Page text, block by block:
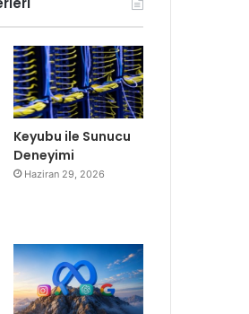
Keyubu ile Sunucu
Deneyimi
Haziran 29, 2026